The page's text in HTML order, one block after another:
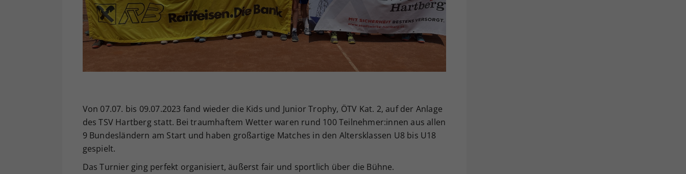
Von 07.07. bis 09.07.2023 fand wieder die Kids und Junior Trophy, ÖTV Kat. 2, auf der Anlage
des TSV Hartberg statt. Bei traumhaftem Wetter waren rund 100 Teilnehmer:innen aus allen
9 Bundesländern am Start und haben großartige Matches in den Altersklassen U8 bis U18
gespielt.
Das Turnier ging perfekt organisiert, äußerst fair und sportlich über die Bühne.
Ihrer vorgenommen Einstellungen, falls der
Webseiten-Betreiber dies eingestellt hat.